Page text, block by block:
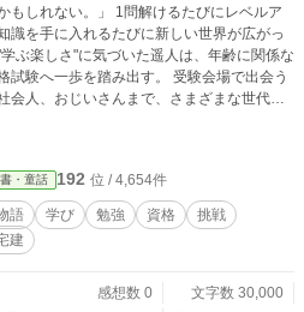
」 1問解けるたびにレベルア
識を手に入れるたびに新しい世界が広がっ
ぶ楽しさ"に気づいた遥人は、年齢に関係な
一歩を踏み出す。 受験会場で出会う
会人、おじいさんまで、さまざまな世代の
て学校では、同じように「学ぶことが好
れ違う夢を追いかける6人の仲間。 合格の
思えるのは、それだけ
合い
ちは自分だけの「学び方」を見つけてい
・童話 192 位 / 4,654件
語 学び 勉強 資格
挑戦
建
感想数 0
文字数 30,000